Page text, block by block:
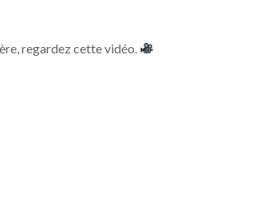
regardez cette vidéo.